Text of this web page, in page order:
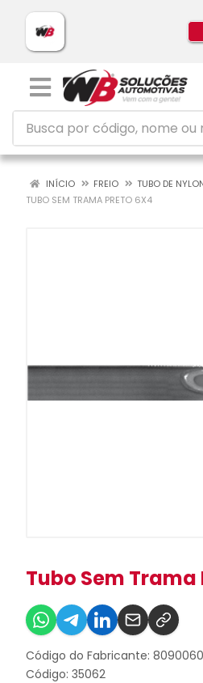
INÍCIO FREIO
TUBO DE
TUBO SEM TRAMA PRETO 6X4
Tubo Sem Trama
Código do Fabricante:
Código: 35062